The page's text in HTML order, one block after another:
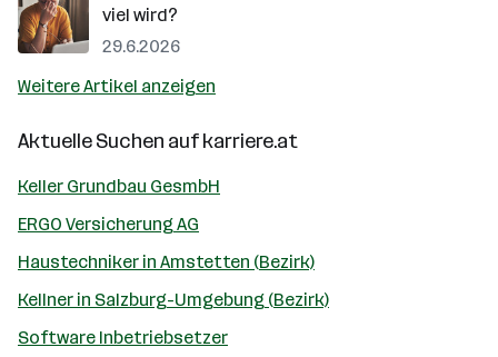
viel wird?
29.6.2026
Weitere Artikel anzeigen
Aktuelle Suchen aufkarriere.at
Keller Grundbau GesmbH
ERGO Versicherung AG
Haustechniker in Amstetten (Bezirk)
Kellner in Salzburg-Umgebung (Bezirk)
Software Inbetriebsetzer